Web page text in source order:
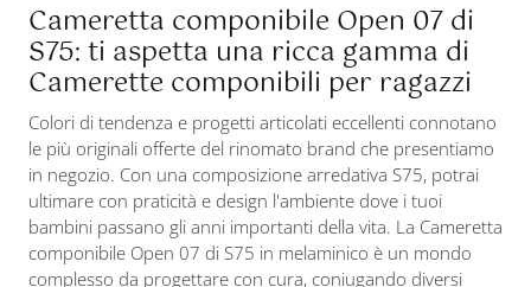
Cameretta componibile Open 07 di
S75: ti aspetta una ricca gamma di
Camerette componibili per ragazzi
Colori di tendenza e progetti articolati eccellenti connotano
le più originali offerte del rinomato brand che presentiamo
in negozio. Con una composizione arredativa S75, potrai
ultimare con praticità e design l'ambiente dove i tuoi
bambini passano gli anni importanti della vita. La Cameretta
componibile Open 07 di S75 in melaminico è un mondo
complesso da progettare con cura, coniugando diversi